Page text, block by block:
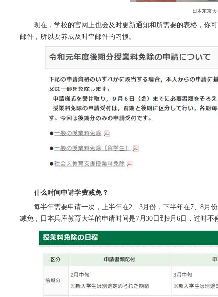
日本东京大
现在，学校的官网上也会及时更新通知和所需要的表格，你
邮件，所以要养成及时查邮件的习惯。
什么时间申请学费减免？
每半年需要申请一次，上半年在2、3月份，下半年在7、8月
减免，日本兵库教育大学的申请时间是7月30日到9月6日，过时不